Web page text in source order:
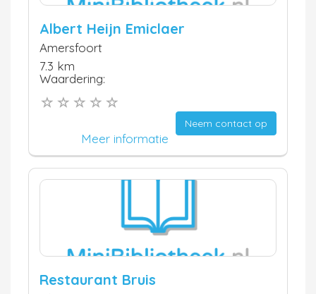
Albert Heijn Emiclaer
Amersfoort
7.3 km
Waardering:
Neem contact op
Meer informatie
Restaurant Bruis